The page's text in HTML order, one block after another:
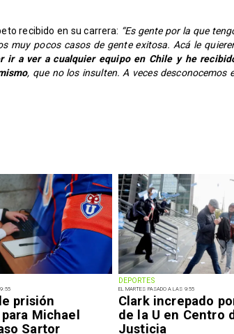
prisión
Michael
Sartor
DEPORTES
EL MARTES PASADO A LAS 9:55
Clark increpado
de la U en Centro
Justicia
recibido en su carrera: “Es gente por la que
muy pocos casos de gente exitosa. Acá le
ir a ver a cualquier equipo en Chile y he
, que no los insulten. A veces desconocemos